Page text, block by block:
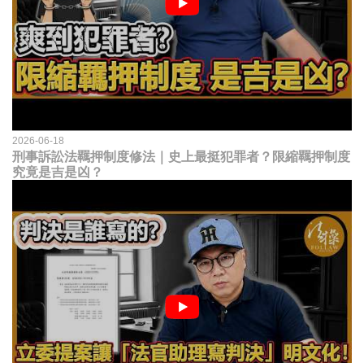
2026-06-18
刑事訴訟法羈押制度修法｜史上最挺犯罪者？限縮羈押制度
究竟是吉是凶？